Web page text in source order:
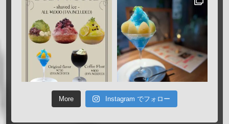
More Instagram でフォロー